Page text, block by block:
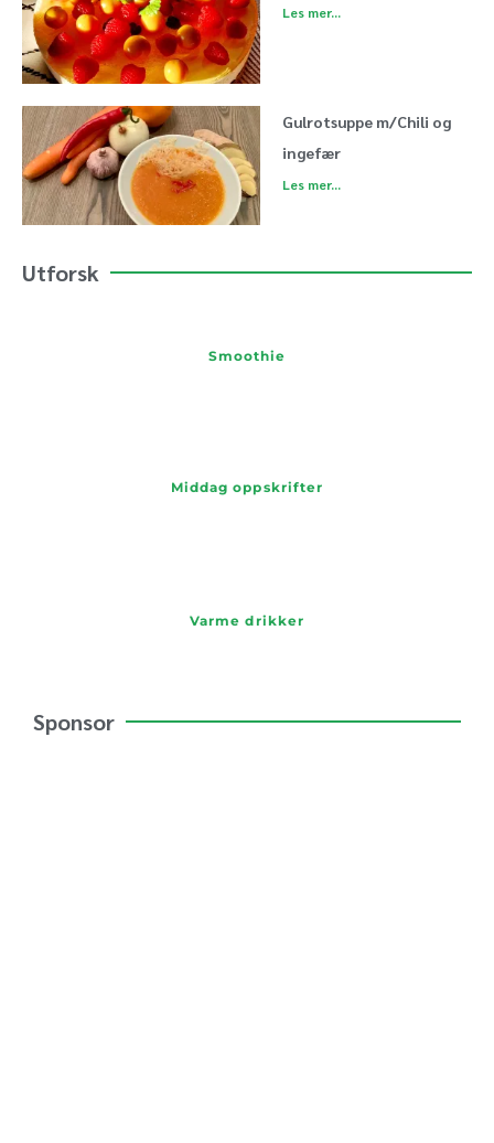
Les mer...
Gulrotsuppe m/Chili og
ingefær
Les mer...
Utforsk
Smoothie
Middag oppskrifter
Varme drikker
Sponsor